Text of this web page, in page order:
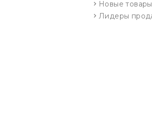
Новые товары
Лидеры